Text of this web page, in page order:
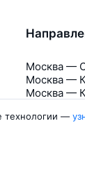
Москва —
Москва —
Москва —
Москва —
технологии —